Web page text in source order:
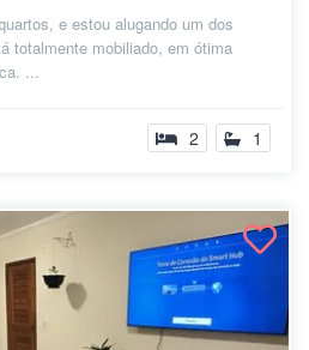
e estou alugando um dos
totalmente mobiliado, em ótima
...
2 1